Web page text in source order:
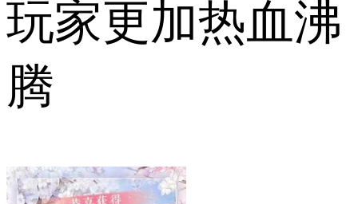
玩家更加热血沸
腾